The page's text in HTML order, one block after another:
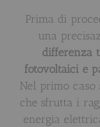
Prima di
una
differenza
fotovoltaici e
Nel primo
che sfrutta i
energia